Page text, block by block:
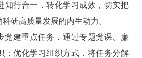
知行合一，转化学习成效，切实把
研高质量发展的内生动力。
党建重点任务，通过专题党课、廉
；优化学习组织方式，将任务分解